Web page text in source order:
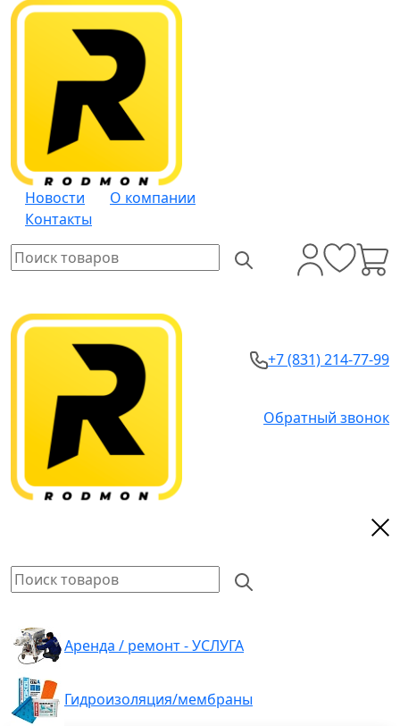
Новости
О компании
Контакты
+7 (831) 214-77-99
Обратный звонок
Аренда / ремонт - УСЛУГА
Гидроизоляция/мембраны